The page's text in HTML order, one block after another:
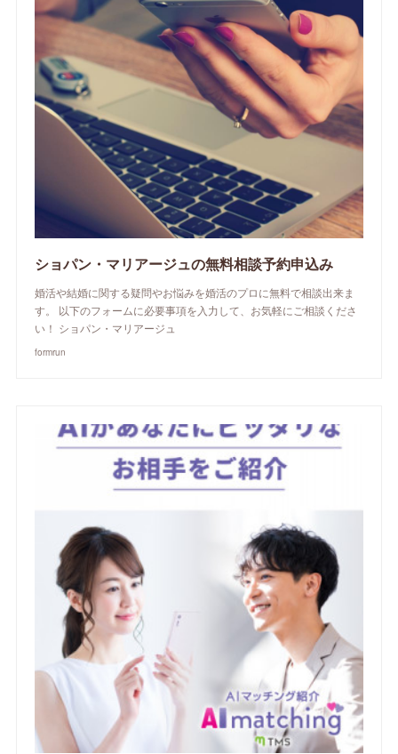
ショパン・マリアージュの無料相談予約申込み
婚活や結婚に関する疑問やお悩みを婚活のプロに無料で相談出来ま
す。 以下のフォームに必要事項を入力して、お気軽にご相談くださ
い！ ショパン・マリアージュ
formrun